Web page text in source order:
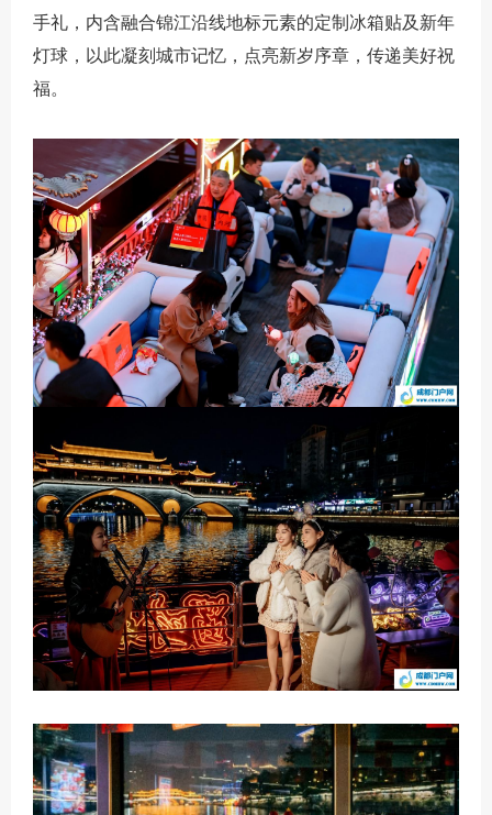
手礼，内含融合锦江沿线地标元素的定制冰箱贴及新年
灯球，以此凝刻城市记忆，点亮新岁序章，传递美好祝
福。